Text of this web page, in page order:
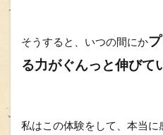
そうすると、いつの間にか
る力がぐんっと伸びて
私はこの体験をして、本当に